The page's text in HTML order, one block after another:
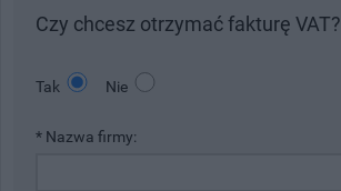
Czy chcesz otrzymać fakturę VAT?
Tak Nie
* Nazwa firmy: